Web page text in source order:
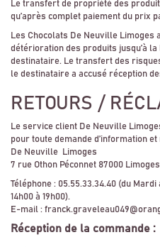
Le transfert de propriété des
qu’après complet paiement du prix
Les Chocolats De Neuville
détérioration des produits jusqu’à
destinataire. Le transfert des
le destinataire a accusé réception
RETOURS /
Le service client De Neuville
pour toute demande d’information
De Neuville Limoges
7 rue Othon Péconnet 87000 Limoges
Téléphone : 05.55.33.34.40 (du
14h00 à 19h00).
E-mail :
Réception de la commande :